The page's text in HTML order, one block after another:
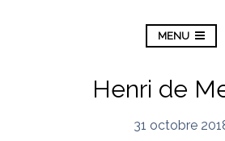
MENU
Henri de
31 octobre